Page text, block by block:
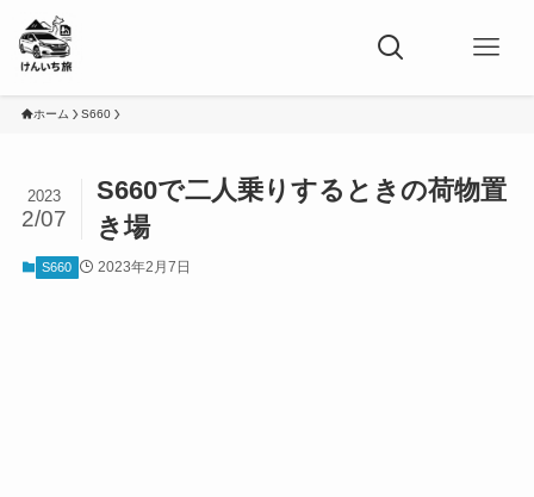
ホーム S660
S660で二人乗りするときの荷物置
き場
2023
2/07
S660 2023年2月7日